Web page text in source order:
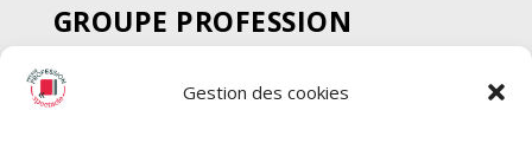
Gestion des cookies
GROUPE PROFESSION
SPECTACLE
Chèque Intermittents